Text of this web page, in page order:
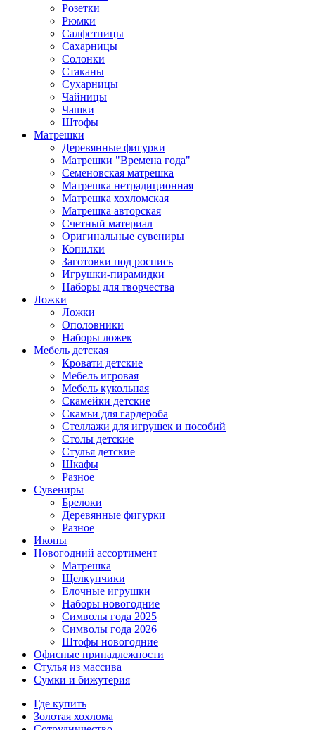
Розетки
Рюмки
Салфетницы
Сахарницы
Солонки
Стаканы
Сухарницы
Чайницы
Чашки
Штофы
Матрешки
Деревянные фигурки
Матрешки "Времена года"
Семеновская матрешка
Матрешка нетрадиционная
Матрешка хохломская
Матрешка авторская
Счетный материал
Оригинальные сувениры
Копилки
Заготовки под роспись
Игрушки-пирамидки
Наборы для творчества
Ложки
Ложки
Ополовники
Наборы ложек
Мебель детская
Кровати детские
Мебель игровая
Мебель кукольная
Скамейки детские
Скамьи для гардероба
Стеллажи для игрушек и пособий
Столы детские
Стулья детские
Шкафы
Разное
Сувениры
Брелоки
Деревянные фигурки
Разное
Иконы
Новогодний ассортимент
Матрешка
Щелкунчики
Елочные игрушки
Наборы новогодние
Символы года 2025
Символы года 2026
Штофы новогодние
Офисные принадлежности
Стулья из массива
Сумки и бижутерия
Где купить
Золотая хохлома